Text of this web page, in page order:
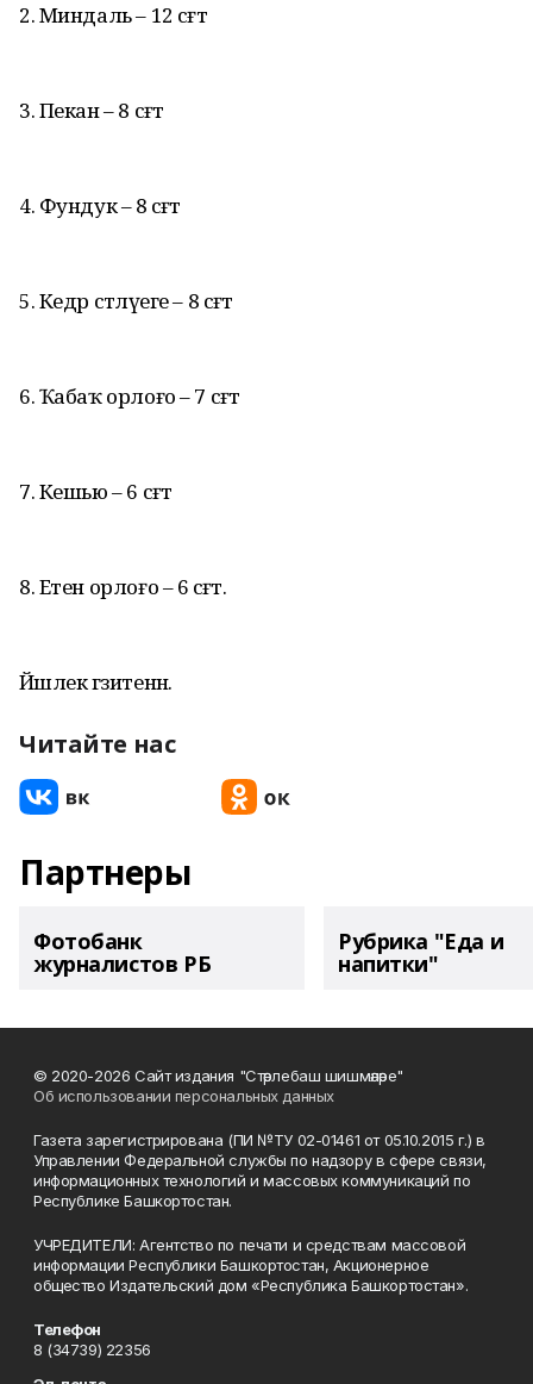
2. Миндаль – 12 сәғәт
3. Пекан – 8 сәғәт
4. Фундук – 8 сәғәт
5. Кедр сәтләүеге – 8 сәғәт
6. Ҡабаҡ орлоғо – 7 сәғәт
7. Кешью – 6 сәғәт
8. Етен орлоғо – 6 сәғәт.
Йәшлек гәзитенән.
Читайте нас
Партнеры
Фотобанк
журналистов РБ
Рубрика "Еда и
напитки"
© 2020-2026 Сайт издания "Стәрлебаш шишмәләре"
Об использовании персональных данных
Газета зарегистрирована (ПИ №ТУ 02-01461 от 05.10.2015 г.) в
Управлении Федеральной службы по надзору в сфере связи,
информационных технологий и массовых коммуникаций по
Республике Башкортостан.
УЧРЕДИТЕЛИ: Агентство по печати и средствам массовой
информации Республики Башкортостан, Акционерное
общество Издательский дом «Республика Башкортостан».
Телефон
8 (34739) 22356